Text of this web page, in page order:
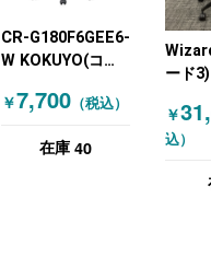
CR-G180F6GEE6-
W KOKUYO(コク
ア 肘無しチェア
￥7,700（税込）
在庫 40
ード
WN
ヨ) オ
ブラ
￥
込）